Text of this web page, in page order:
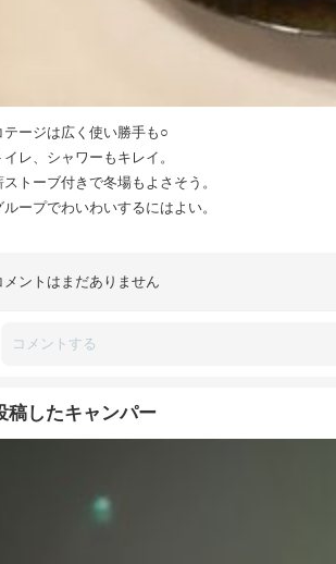
テージは広く使い勝手も○
イレ、シャワーもキレイ。
ストーブ付きで冬場もよさそう。
ループでわいわいするにはよい。
メントはまだありません
稿したキャンパー